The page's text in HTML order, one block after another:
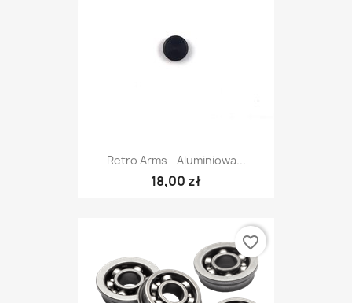
Retro Arms - Aluminiowa...
18,00 zł
favorite_border